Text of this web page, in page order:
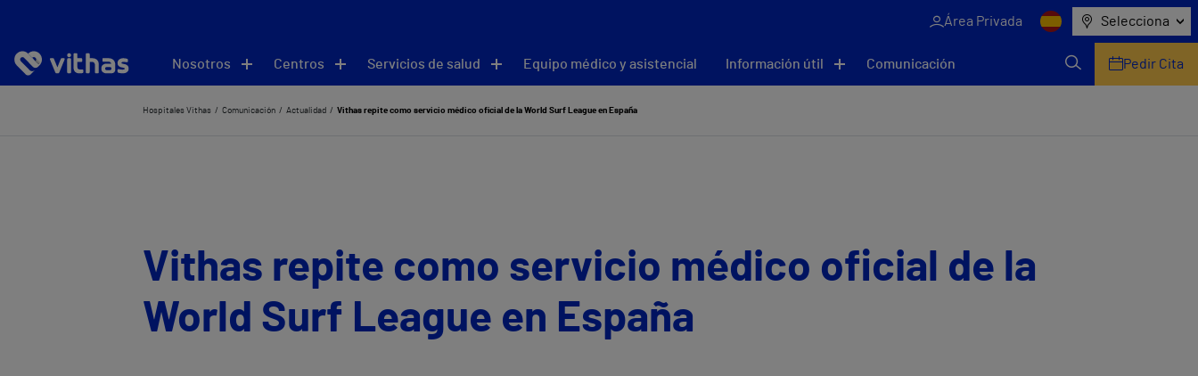
Área Privada Selecciona
Nosotros Centros Servicios de salud Equipo médico y asistencial Información útil Comunicación Pedir Cita
Hospitales Vithas Comunicación Actualidad Vithas repite como servicio médico oficial de la World Surf League en España
Vithas repite como servicio médico oficial de la
World Surf League en España